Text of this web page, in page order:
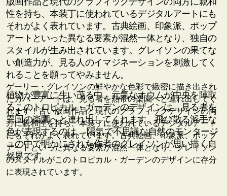
性を持ち、本装丁に使われているデジタルアートにも
それがよく表れています。古典絵画、印象派、ポップ
アートといった異なる要素が混然一体となり、独自の
スタイルが生み出されています。グレイソンの果てな
い創造力が、見る人のイマジネーションを刺激してく
れることを願ってやみません。
植物が豊富に生い茂る中、元気なオウムが中央を陣取
るこのトロピカル・ガーデンのデザインは、見る者を
異国の楽園へと連れ出してくれます。飛び散る派手な
色が表現するのは、 陽気で不思議な自然のモンタージ
ュの中で明かにされた作者のグレイソンが思い描く自
然界です。
ゲーリー・グレイソンの鮮やかな色彩で緻密に描き出され
たカバーアートは、見る者を熱帯の楽園へと連れ出してく
れます！古い版画作品と現代のグラフィックデザインの両
方に親和性を持ち、本装丁に使われているデジタルアート
にもそれがよく表れています。古典絵画、印象派、ポップ
アートといった異なる要素が混然一体となり、グレイソン
のスタイルがこのトロピカル・ガーデンのデザインに存分
に表現されています。